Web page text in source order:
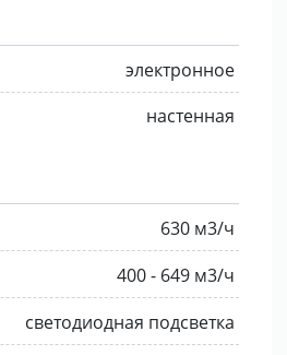
электронное
настенная
630 м3/ч
400 - 649 м3/ч
светодиодная подсветка